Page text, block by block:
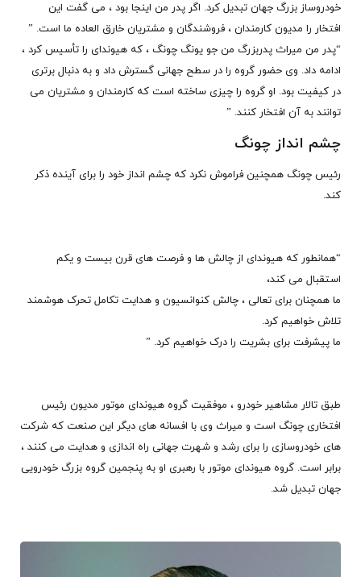
خودروساز بزرگ جهان تبدیل کرد. اگر پدر من اینجا بود ، می گفت این
افتخار را مدیون کارمندان ، فروشندگان و مشتریان خارق العاده ما است. ”
“پدر من میراث پدربزرگ من جو یونگ چونگ ، که هیوندای را تأسیس کرد ،
ادامه داد. وی حضور گروه را در سطح جهانی گسترش داد و به دنبال برتری
در کیفیت بود. او گروه را چیزی ساخته است که کارمندان و مشتریان می
توانند به آن افتخار کنند. ”
چشم انداز چونگ
رئیس چونگ همچنین فراموش نکرد که چشم انداز خود را برای آینده ذکر
کند.
“همانطور که هیوندای از چالش ها و فرصت های قرن بیست و یکم
استقبال می کند،
ما همچنان برای تعالی ، چالش کنوانسیون و هدایت تکامل تحرک هوشمند
تلاش خواهیم کرد.
ما پیشرفت برای بشریت را درک خواهیم کرد. ”
طبق تالار مشاهیر خودرو ، موفقیت گروه هیوندای موتور مدیون رئیس
افتخاری چونگ است و میراث وی با افسانه های دیگر این صنعت که شرکت
های خودروسازی را برای رشد و شهرت جهانی راه اندازی و هدایت می کنند ،
برابر است. گروه هیوندای موتور با رهبری او به پنجمین گروه بزرگ خودرویی
جهان تبدیل شد.